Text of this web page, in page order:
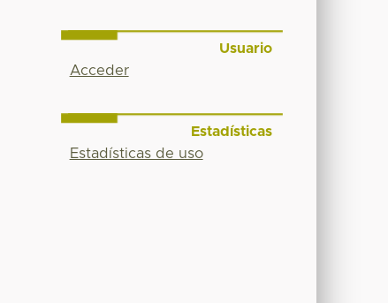
Usuario
Acceder
Estadísticas
Estadísticas de uso